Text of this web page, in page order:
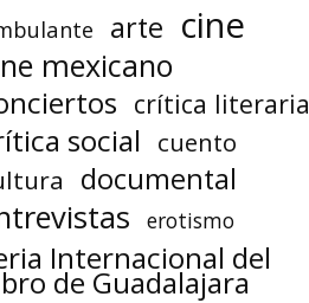
arte cine
mexicano
crítica literaria
social
cuento
documental
erotismo
Internacional del
de Guadalajara